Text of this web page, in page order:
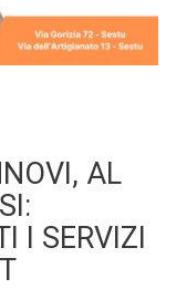
AL
I SERVIZI